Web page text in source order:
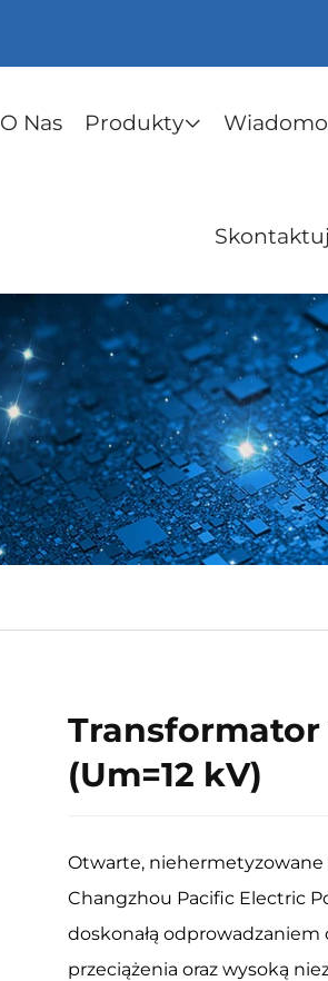
O Nas Produkty
(Um=12 kV)
Otwarte,
Changzhou Pacific Electric
doskonałą odprowadzaniem
przeciążenia oraz wysoką